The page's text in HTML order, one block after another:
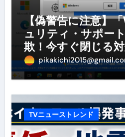
【偽警告に注意】
ュリティ・サポー
欺！今すぐ閉じる
TVニューストレンド